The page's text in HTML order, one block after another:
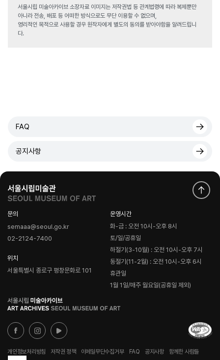
서울시립 미술아카이브 소장자료 이미지는 저작권법 등 관계법령에 따라 복제뿐만
아니라 전송, 배포 등 어떠한 방식으로도 무단 이용할 수 없으며,
영리적인 목적으로 사용할 경우 원작자에게 별도의 동의를 받아야함을 알려드립니
다.
FAQ
공지사항
문의
semaaa@seoul.go.kr
02-2124-7400
위치
서울특별시 종로구 평창문화로 101
운영시간
화-금 : 오전 10시-오후 8시
토/일/공휴일
하절기(3-10월) : 오전 10시-오후 7시
동절기(11-2월) : 오전 10시-오후 6시
휴관일
1월 1일/매주 월요일(공휴일 제외)
로
고
개인정보처리방침 저작권 정책 이메일무단수집거부 FAQ 공지사항
함께한 사람들